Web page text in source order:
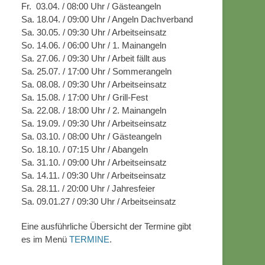
Fr. 03.04. / 08:00 Uhr / Gästeangeln
Sa. 18.04. / 09:00 Uhr / Angeln Dachverband
Sa. 30.05. / 09:30 Uhr / Arbeitseinsatz
So. 14.06. / 06:00 Uhr / 1. Mainangeln
Sa. 27.06. / 09:30 Uhr / Arbeit fällt aus
Sa. 25.07. / 17:00 Uhr / Sommerangeln
Sa. 08.08. / 09:30 Uhr / Arbeitseinsatz
Sa. 15.08. / 17:00 Uhr / Grill-Fest
Sa. 22.08. / 18:00 Uhr / 2. Mainangeln
Sa. 19.09. / 09:30 Uhr / Arbeitseinsatz
Sa. 03.10. / 08:00 Uhr / Gästeangeln
So. 18.10. / 07:15 Uhr / Abangeln
Sa. 31.10. / 09:00 Uhr / Arbeitseinsatz
Sa. 14.11. / 09:30 Uhr / Arbeitseinsatz
Sa. 28.11. / 20:00 Uhr / Jahresfeier
Sa. 09.01.27 / 09:30 Uhr / Arbeitseinsatz
Eine ausführliche Übersicht der Termine gibt
es im Menü TERMINE.